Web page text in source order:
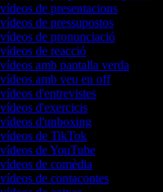
de presentacions
de pressupostos
vídeos de pronunciació
de reacció
vídeos amb pantalla verda
vídeos amb veu en off
d'entrevistes
vídeos d'exercicis
vídeos d'unboxing
vídeos de TikTok
vídeos de YouTube
de comèdia
de contacontes